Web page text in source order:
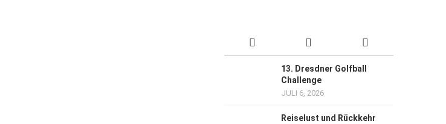
13. Dresdner Golfball
Challenge
JULI 6, 2026
Reiselust und Rückkehr